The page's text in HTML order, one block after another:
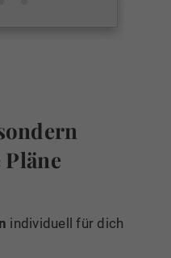
individuell für dich